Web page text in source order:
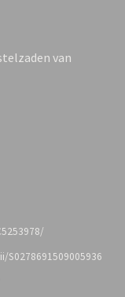
van
S0278691509005936